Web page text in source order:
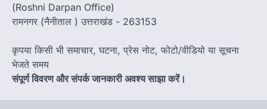
(Roshni Darpan Office)
रामनगर (नैनीताल ) उत्तराखंड - 263153
कृपया किसी भी समाचार, घटना, प्रेस नोट, फोटो/वीडियो या सूचना
भेजते समय
संपूर्ण विवरण और संपर्क जानकारी अवश्य साझा करें।